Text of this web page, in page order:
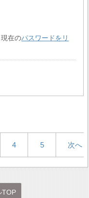
在のパスワードをリ
4 5 次へ
TOP